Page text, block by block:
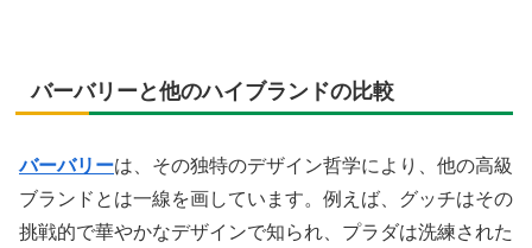
バーバリーと他のハイブランドの比較
バーバリーは、その独特のデザイン哲学により、他の高級
ブランドとは一線を画しています。例えば、グッチはその
挑戦的で華やかなデザインで知られ、プラダは洗練された